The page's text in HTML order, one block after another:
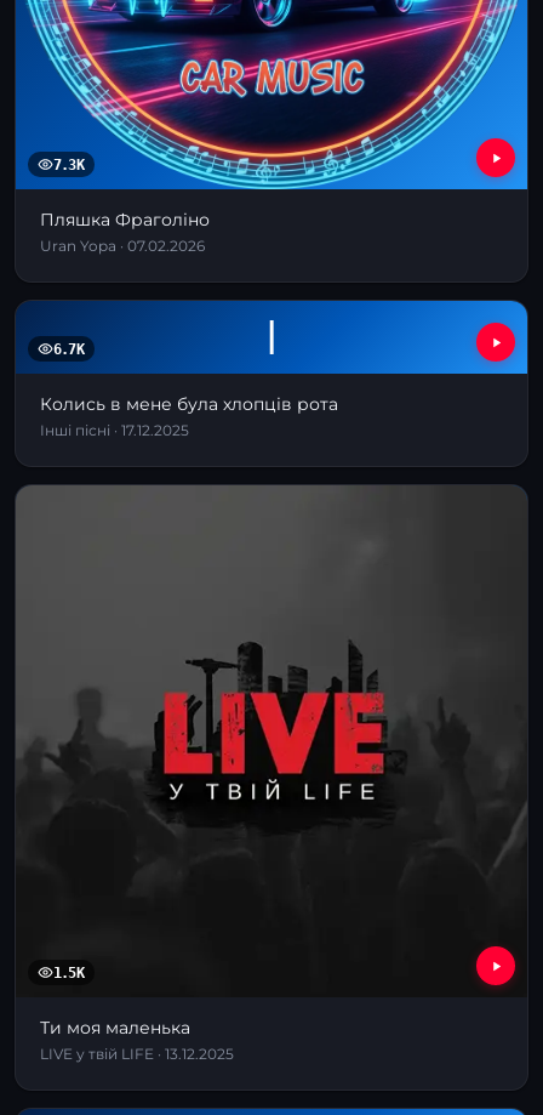
7.3K
Пляшка Фраголіно
Uran Yopa · 07.02.2026
І
6.7K
Колись в мене була хлопців рота
Інші пісні · 17.12.2025
1.5K
Ти моя маленька
LIVE у твій LIFE · 13.12.2025